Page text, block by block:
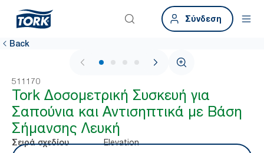
Σύνδεση
Back
1 / 4
511170
Tork Δοσομετρική Συσκευή για
Σαπούνια και Αντισηπτικά με Βάση
Σήμανσης Λευκή
Σειρά σχεδίου
Elevation